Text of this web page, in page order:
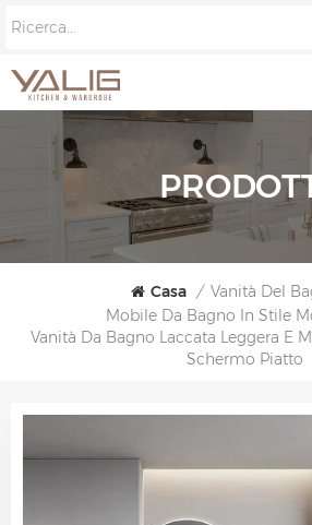
Casa / Vanità Del
Mobile Da Bagno In Stile
Vanità Da Bagno Laccata Leggera E
Schermo Piatto